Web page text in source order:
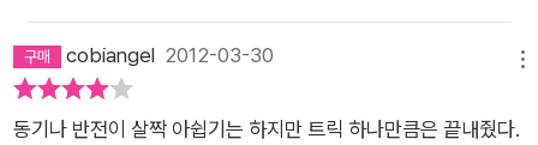
미 지로와 누군가를 죽이고 싶은 욕망을 억누르기 위해 범죄에 천
착한다는 범죄학자 히무라 히데오가 바로 그들이다. 재미있는 건
cobiangel 2012-03-30
동기나 반전이 살짝 아쉽기는 하지만 트릭 하나만큼은 끝내줬다.